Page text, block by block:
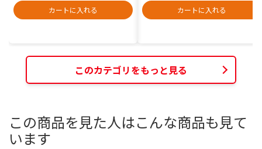
カートに入れる
カートに入れる
このカテゴリをもっと見る
この商品を見た人はこんな商品も見て
います